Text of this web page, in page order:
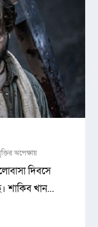
অপেক্ষায়
দিবসে
শাকিব খান...